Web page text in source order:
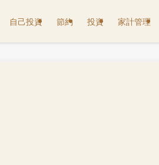
自己投資 節約 投資 家計管理